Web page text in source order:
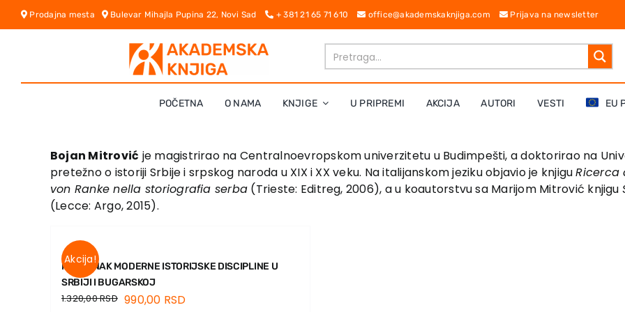
Skip
Prodajna mesta Bulevar Mihajla Pupina 22, Novi Sad + 381 21 65 71 610 office@akademskaknjiga.com Prijava na newsletter
POČETNA O NAMA KNJIGE U PRIPREMI AKCIJA AUTORI VESTI EU
Bojan Mitrović je magistrirao na Centralnoevropskom univerzitetu u Budimpešti, a doktorirao na
pretežno o istoriji Srbije i srpskog naroda u XIX i XX veku. Na italijanskom jeziku objavio je knjiguRicerca
von Ranke nella storiografia serba (Trieste: Editreg, 2006), a u koautorstvu sa Marijom Mitrović knjigu
(Lecce: Argo, 2015).
Akcija!
NASTANAK MODERNE ISTORIJSKE DISCIPLINE U
SRBIJI I BUGARSKOJ
1.320,00RSD 990,00 RSD